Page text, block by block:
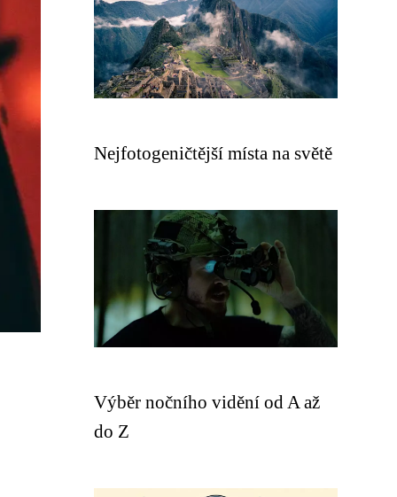
Nejfotogeničtější místa na světě
Výběr nočního vidění od A až
do Z